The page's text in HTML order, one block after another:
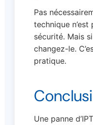
Pas
technique
sécurité. Mais
changez-le.
pratique.
Une panne